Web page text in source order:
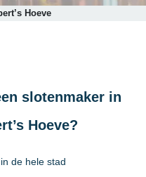
Hoeve
slotenmaker in
Hoeve?
de hele stad